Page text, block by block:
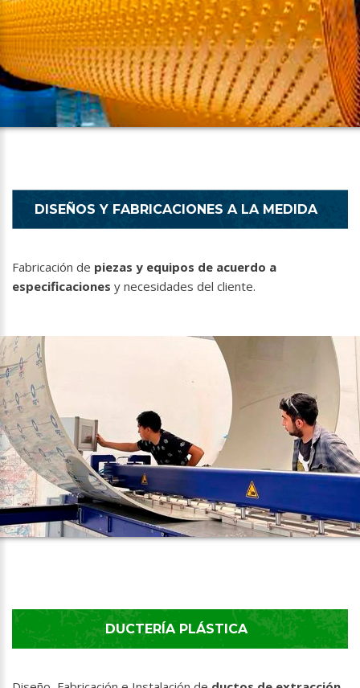
DISEÑOS Y FABRICACIONES A LA MEDIDA
Fabricación de piezas y equipos de acuerdo a
especificaciones y necesidades del cliente.
DUCTERÍA PLÁSTICA